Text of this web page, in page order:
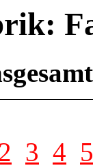
3 4 5